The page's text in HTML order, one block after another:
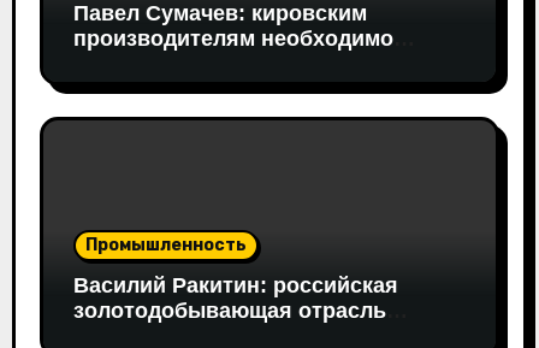
Павел Сумачев: кировским
производителям необходимо
рынок
Промышленность
Василий Ракитин: российская
золотодобывающая отрасль